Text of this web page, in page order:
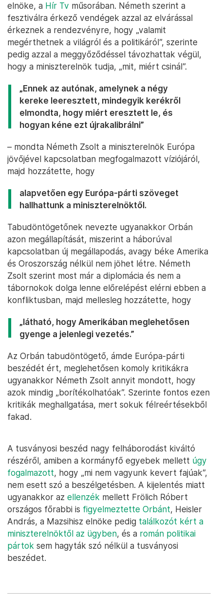
elnöke, a Hír Tv műsorában. Németh szerint a
fesztiválra érkező vendégek azzal az elvárással
érkeznek a rendezvényre, hogy „valamit
megérthetnek a világról és a politikáról”, szerinte
pedig azzal a meggyőződéssel távozhattak végül,
hogy a miniszterelnök tudja, „mit, miért csinál”.
„Ennek az autónak, amelynek a négy
kereke leeresztett, mindegyik kerékről
elmondta, hogy miért eresztett le, és
hogyan kéne ezt újrakalibrálni”
– mondta Németh Zsolt a miniszterelnök Európa
jövőjével kapcsolatban megfogalmazott víziójáról,
majd hozzátette, hogy
alapvetően egy Európa-párti szöveget
hallhattunk a miniszterelnöktől.
Tabudöntögetőnek nevezte ugyanakkor Orbán
azon megállapítását, miszerint a háborúval
kapcsolatban új megállapodás, avagy béke Amerika
és Oroszország nélkül nem jöhet létre. Németh
Zsolt szerint most már a diplomácia és nem a
tábornokok dolga lenne előrelépést elérni ebben a
konfliktusban, majd mellesleg hozzátette, hogy
„látható, hogy Amerikában meglehetősen
gyenge a jelenlegi vezetés.”
Az Orbán tabudöntögető, ámde Európa-párti
beszédét ért, meglehetősen komoly kritikákra
ugyanakkor Németh Zsolt annyit mondott, hogy
azok mindig „borítékolhatóak”. Szerinte fontos ezen
kritikák meghallgatása, mert sokuk félreértésekből
fakad.
A tusványosi beszéd nagy felháborodást kiváltó
részéről, amiben a kormányfő egyebek mellett úgy
fogalmazott, hogy „mi nem vagyunk kevert fajúak”,
nem esett szó a beszélgetésben. A kijelentés miatt
ugyanakkor az ellenzék mellett Frölich Róbert
országos főrabbi is figyelmeztette Orbánt, Heisler
András, a Mazsihisz elnöke pedig találkozót kért a
miniszterelnöktől az ügyben, és a román politikai
pártok sem hagyták szó nélkül a tusványosi
beszédet.